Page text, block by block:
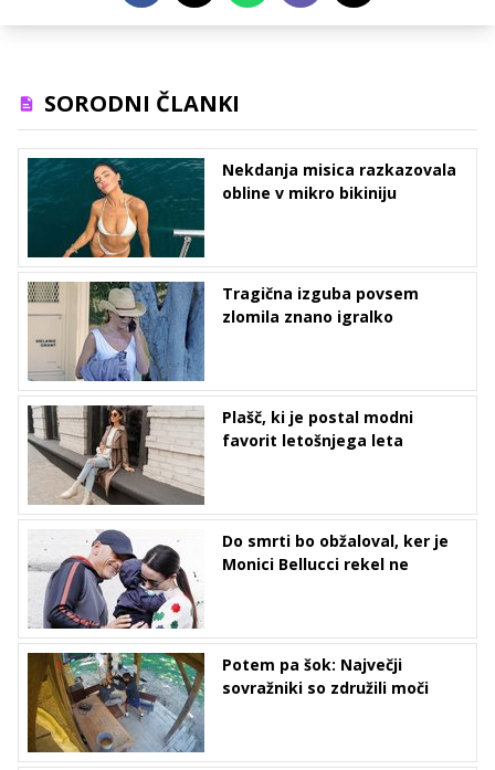
SORODNI ČLANKI
Nekdanja misica razkazovala
obline v mikro bikiniju
Tragična izguba povsem
zlomila znano igralko
Plašč, ki je postal modni
favorit letošnjega leta
Do smrti bo obžaloval, ker je
Monici Bellucci rekel ne
Potem pa šok: Največji
sovražniki so združili moči